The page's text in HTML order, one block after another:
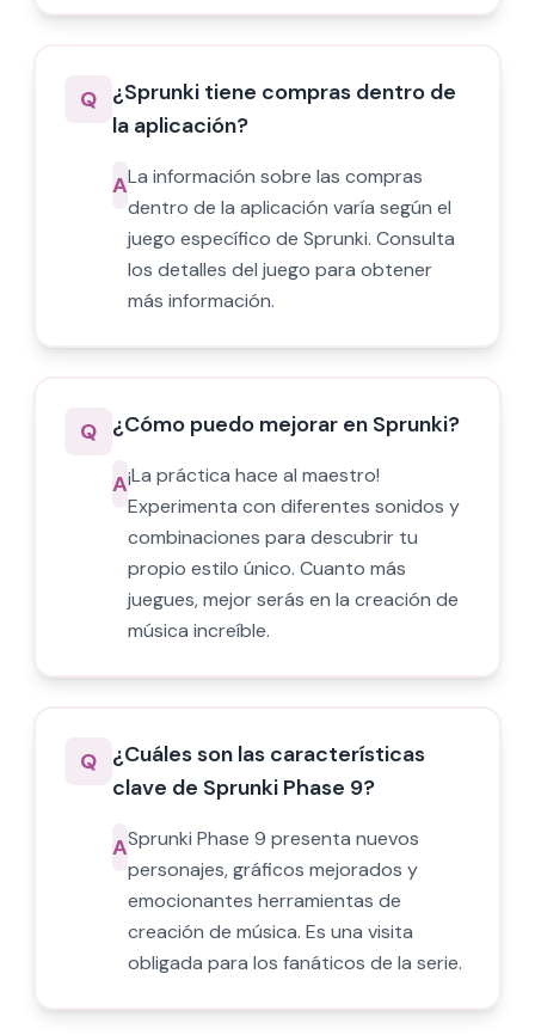
Q ¿Sprunki tiene compras dentro de
la aplicación?
ALa información sobre las compras
dentro de la aplicación varía según el
juego específico de Sprunki. Consulta
los detalles del juego para obtener
más información.
Q ¿Cómo puedo mejorar en Sprunki?
A¡La práctica hace al maestro!
Experimenta con diferentes sonidos y
combinaciones para descubrir tu
propio estilo único. Cuanto más
juegues, mejor serás en la creación de
música increíble.
Q ¿Cuáles son las características
clave de Sprunki Phase 9?
ASprunki Phase 9 presenta nuevos
personajes, gráficos mejorados y
emocionantes herramientas de
creación de música. Es una visita
obligada para los fanáticos de la serie.